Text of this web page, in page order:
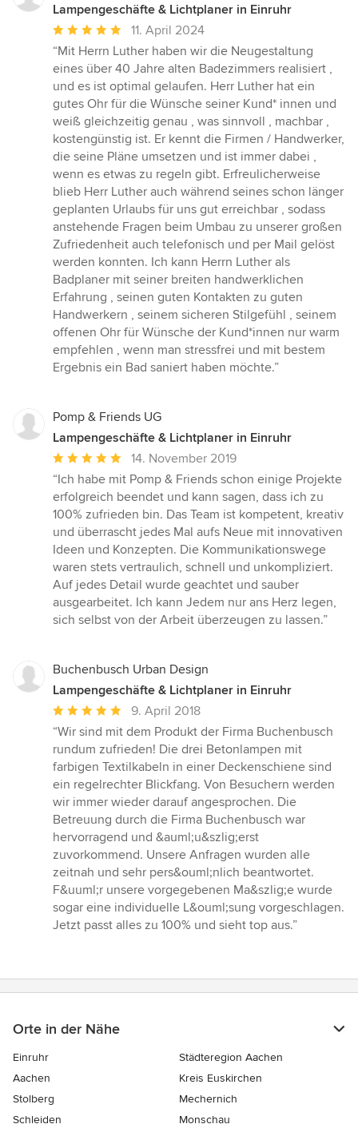
Lampengeschäfte & Lichtplaner in Einruhr
Durchschnittliche
Bewertung:
5
von
5
Sternen
11. April 2024
“Mit Herrn Luther haben wir die Neugestaltung
eines über 40 Jahre alten Badezimmers realisiert ,
und es ist optimal gelaufen. Herr Luther hat ein
gutes Ohr für die Wünsche seiner Kund* innen und
weiß gleichzeitig genau , was sinnvoll , machbar ,
kostengünstig ist. Er kennt die Firmen / Handwerker,
die seine Pläne umsetzen und ist immer dabei ,
wenn es etwas zu regeln gibt. Erfreulicherweise
blieb Herr Luther auch während seines schon länger
geplanten Urlaubs für uns gut erreichbar , sodass
anstehende Fragen beim Umbau zu unserer großen
Zufriedenheit auch telefonisch und per Mail gelöst
werden konnten. Ich kann Herrn Luther als
Badplaner mit seiner breiten handwerklichen
Erfahrung , seinen guten Kontakten zu guten
Handwerkern , seinem sicheren Stilgefühl , seinem
offenen Ohr für Wünsche der Kund*innen nur warm
empfehlen , wenn man stressfrei und mit bestem
Ergebnis ein Bad saniert haben möchte.”
Pomp & Friends UG
Lampengeschäfte & Lichtplaner in Einruhr
Durchschnittliche
Bewertung:
5
von
5
Sternen
14. November 2019
“Ich habe mit Pomp & Friends schon einige Projekte
erfolgreich beendet und kann sagen, dass ich zu
100% zufrieden bin. Das Team ist kompetent, kreativ
und überrascht jedes Mal aufs Neue mit innovativen
Ideen und Konzepten. Die Kommunikationswege
waren stets vertraulich, schnell und unkompliziert.
Auf jedes Detail wurde geachtet und sauber
ausgearbeitet. Ich kann Jedem nur ans Herz legen,
sich selbst von der Arbeit überzeugen zu lassen.”
Buchenbusch Urban Design
Lampengeschäfte & Lichtplaner in Einruhr
Durchschnittliche
Bewertung:
5
von
5
Sternen
9. April 2018
“Wir sind mit dem Produkt der Firma Buchenbusch
rundum zufrieden! Die drei Betonlampen mit
farbigen Textilkabeln in einer Deckenschiene sind
ein regelrechter Blickfang. Von Besuchern werden
wir immer wieder darauf angesprochen. Die
Betreuung durch die Firma Buchenbusch war
hervorragend und &auml;u&szlig;erst
zuvorkommend. Unsere Anfragen wurden alle
zeitnah und sehr pers&ouml;nlich beantwortet.
F&uuml;r unsere vorgegebenen Ma&szlig;e wurde
sogar eine individuelle L&ouml;sung vorgeschlagen.
Jetzt passt alles zu 100% und sieht top aus.”
Orte in der Nähe
Einruhr
Städteregion Aachen
Aachen
Kreis Euskirchen
Stolberg
Mechernich
Schleiden
Monschau